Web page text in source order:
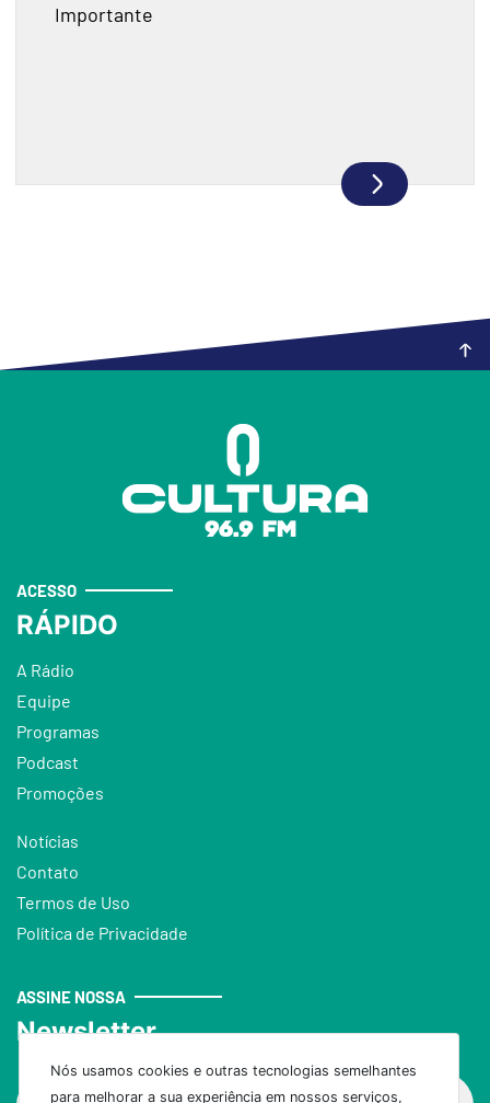
Nós usamos cookies e outras tecnologias semelhantes
para melhorar a sua experiência em nossos serviços,
Importante
ACESSO
RÁPIDO
A Rádio
Equipe
Programas
Podcast
Promoções
Notícias
Contato
Termos de Uso
Política de Privacidade
ASSINE NOSSA
Newsletter